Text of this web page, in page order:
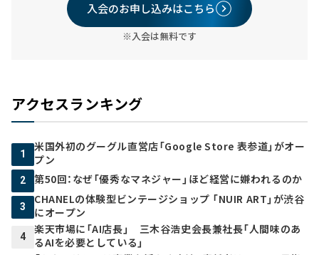
入会のお申し込みはこちら
※入会は無料です
アクセスランキング
1
米国外初のグーグル直営店「Google Store 表参道」がオー
プン
2 第50回：なぜ「優秀なマネジャー」ほど経営に嫌われるのか
3
CHANELの体験型ビンテージショップ 「NUIR ART」が渋谷
にオープン
4
楽天市場に「AI店長」 三木谷浩史会長兼社長「人間味のあ
るAIを必要としている」